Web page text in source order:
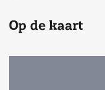
Op de kaart